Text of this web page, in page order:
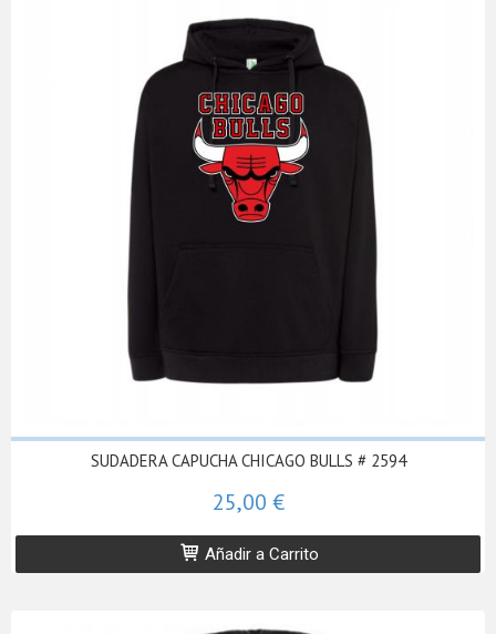
SUDADERA CAPUCHA CHICAGO BULLS # 2594
25,00 €
Añadir a Carrito